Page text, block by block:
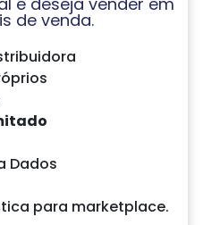
de venda.
Dados
para marketplace.